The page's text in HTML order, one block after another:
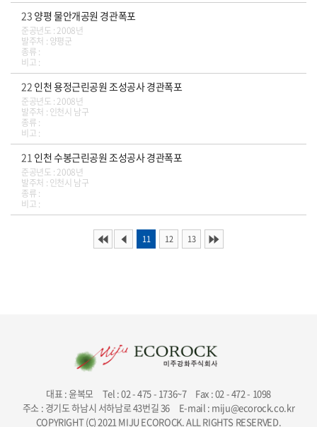
23 양평 물안개공원 경관폭포
준공년도 : 2008년
발주처 : 양평군
종류 :
비고 :
22 인천 용정근린공원 조성공사 경관폭포
준공년도 : 2008년
발주처 : 인천시 남구
종류 :
비고 :
21 인천 수봉근린공원 조성공사 경관폭포
준공년도 : 2008년
발주처 : 인천시 남구
종류 :
비고 :
11 12 13
대표 : 윤복모 Tel : 02 - 475 - 1736~7
Fax : 02 - 472 - 1098
주소 : 경기도 하남시 서하남로 43번길 36
E-mail : miju@ecorock.co.kr
COPYRIGHT (C) 2021 MIJU ECOROCK. ALL RIGHTS RESERVED.